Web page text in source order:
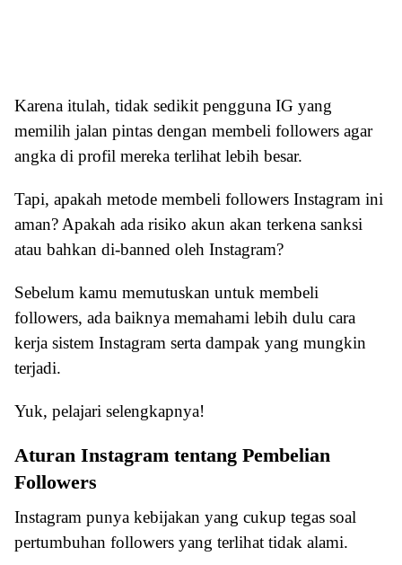
Karena itulah, tidak sedikit pengguna IG yang
memilih jalan pintas dengan membeli followers agar
angka di profil mereka terlihat lebih besar.
Tapi, apakah metode membeli followers Instagram ini
aman? Apakah ada risiko akun akan terkena sanksi
atau bahkan di-banned oleh Instagram?
Sebelum kamu memutuskan untuk membeli
followers, ada baiknya memahami lebih dulu cara
kerja sistem Instagram serta dampak yang mungkin
terjadi.
Yuk, pelajari selengkapnya!
Aturan Instagram tentang Pembelian
Followers
Instagram punya kebijakan yang cukup tegas soal
pertumbuhan followers yang terlihat tidak alami.